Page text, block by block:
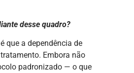
desse quadro?
que a dependência de
Embora não
padronizado — o que